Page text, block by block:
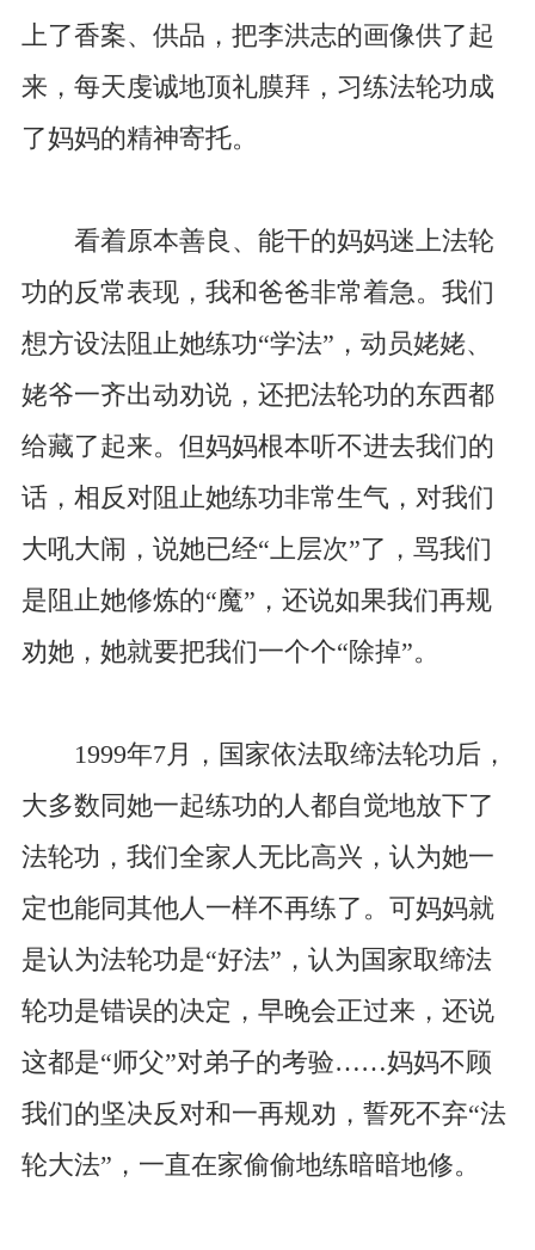
上了香案、供品，把李洪志的画像供了起
来，每天虔诚地顶礼膜拜，习练法轮功成
了妈妈的精神寄托。
看着原本善良、能干的妈妈迷上法轮
功的反常表现，我和爸爸非常着急。我们
想方设法阻止她练功“学法”，动员姥姥、
姥爷一齐出动劝说，还把法轮功的东西都
给藏了起来。但妈妈根本听不进去我们的
话，相反对阻止她练功非常生气，对我们
大吼大闹，说她已经“上层次”了，骂我们
是阻止她修炼的“魔”，还说如果我们再规
劝她，她就要把我们一个个“除掉”。
1999年7月，国家依法取缔法轮功后，
大多数同她一起练功的人都自觉地放下了
法轮功，我们全家人无比高兴，认为她一
定也能同其他人一样不再练了。可妈妈就
是认为法轮功是“好法”，认为国家取缔法
轮功是错误的决定，早晚会正过来，还说
这都是“师父”对弟子的考验……妈妈不顾
我们的坚决反对和一再规劝，誓死不弃“法
轮大法”，一直在家偷偷地练暗暗地修。